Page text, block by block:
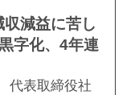
減益に苦し
字化、4年連
代表取締役社